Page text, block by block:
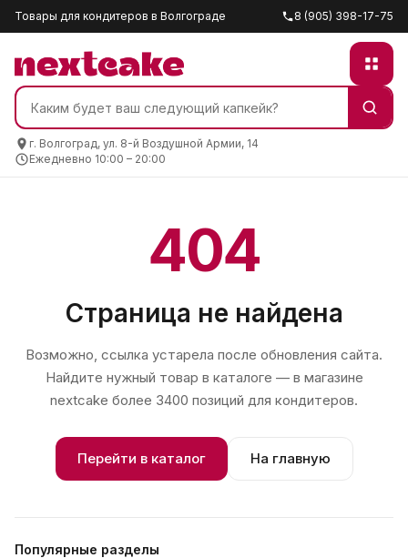
Товары для кондитеров в Волгограде 8 (905) 398-17-75
г. Волгоград, ул. 8-й Воздушной Армии, 14
Ежедневно 10:00 – 20:00
404
Страница не найдена
Возможно, ссылка устарела после обновления сайта.
Найдите нужный товар в каталоге — в магазине
nextcake более 3400 позиций для кондитеров.
Перейти в каталог На главную
Популярные разделы